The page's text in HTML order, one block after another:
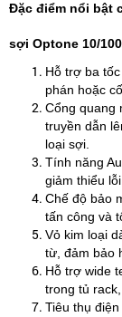
Đặc điểm nổi bật
sợi Optone 10/
Hỗ trợ ba
phán hoặc
Cổng quang
truyền dẫn
loại sợi.
Tính năng
giảm thiểu lỗi
Chế độ bảo
tấn công và
Vỏ kim loại
từ, đảm bảo
Hỗ trợ wide
trong tủ
Tiêu thụ